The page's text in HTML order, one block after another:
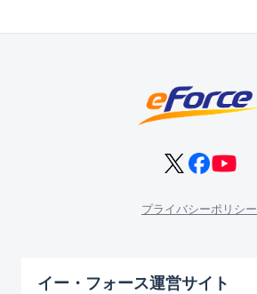
プライバシーポリシー
イー・フォース運営サイト